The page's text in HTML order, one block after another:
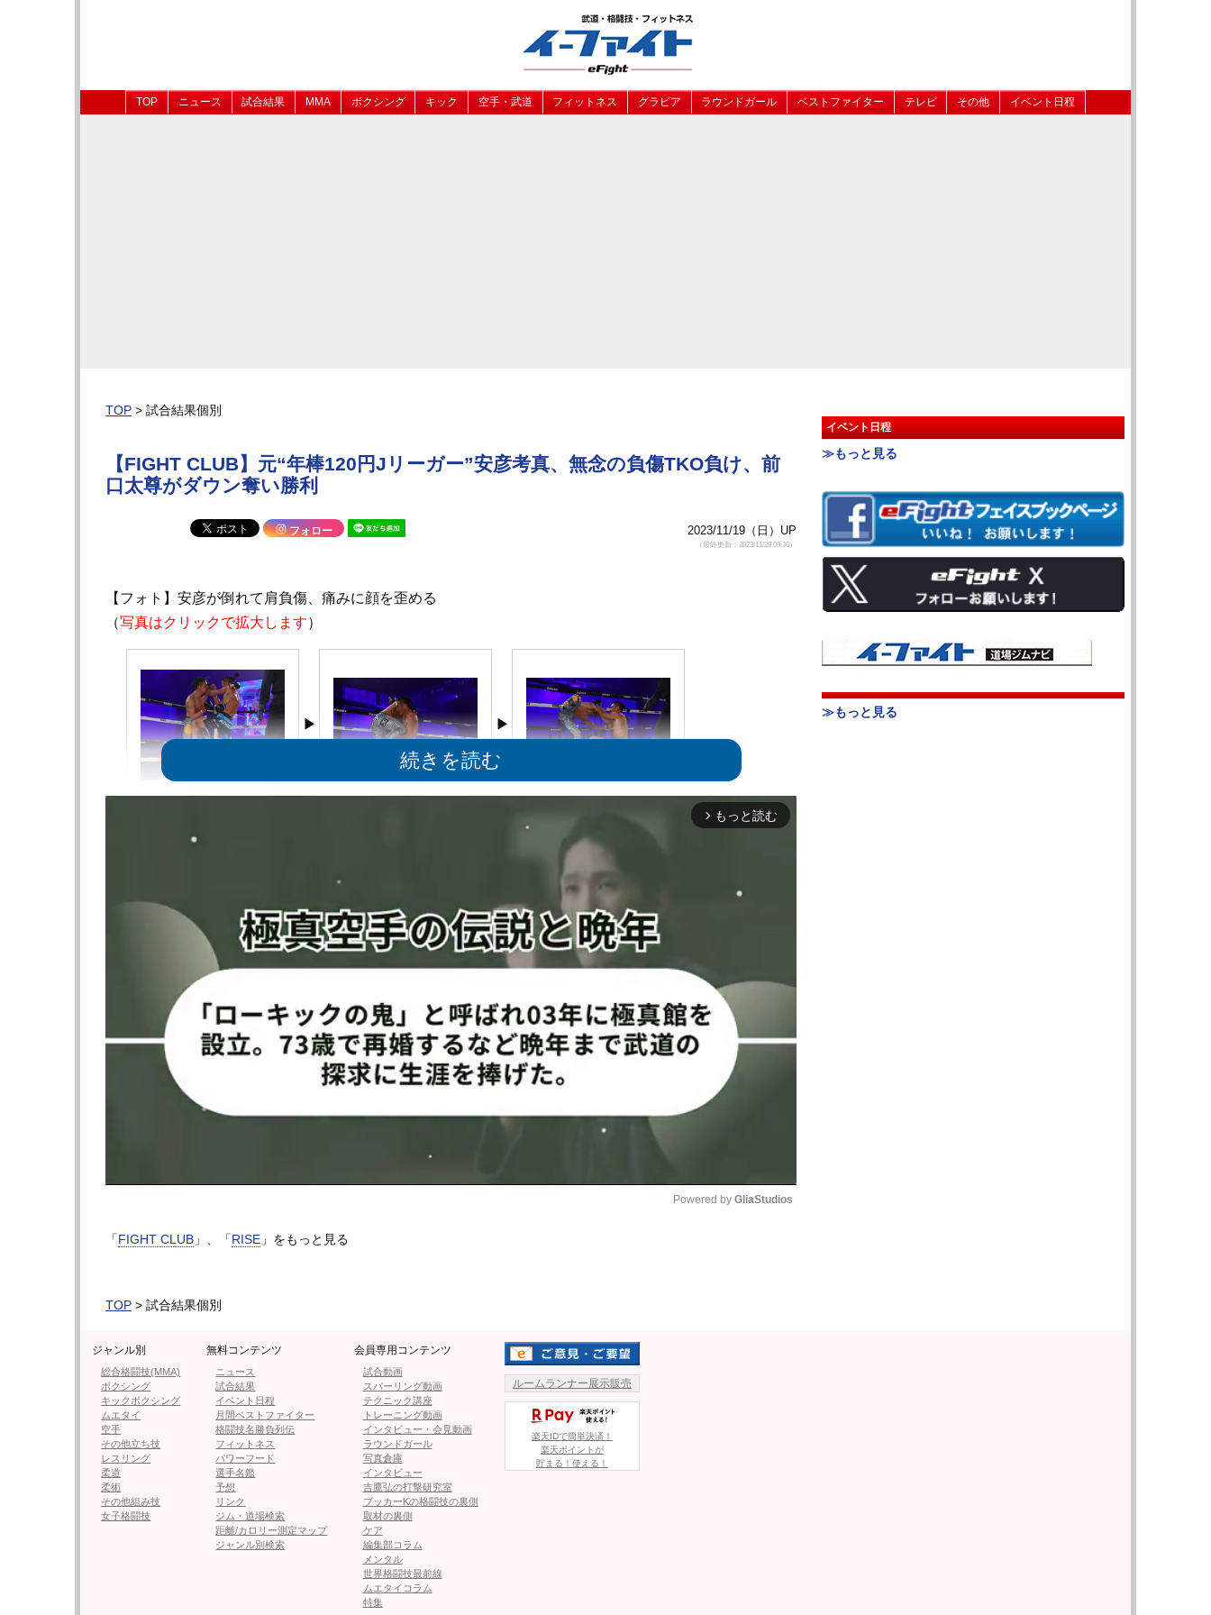
TOP ニュース 試合結果 MMA ボクシング キック 空手・武道 フィットネス グラビア ラウンドガール ベストファイター テレビ その他 イベント日程
TOP > 試合結果個別
【FIGHT CLUB】元“年棒120円Jリーガー”安彦考真、無念の負傷TKO負け、前
口太尊がダウン奪い勝利
フォロー 2023/11/19（日）UP
（最終更新：2023/11/29 09:36）
【フォト】安彦が倒れて肩負傷、痛みに顔を歪める
（写真はクリックで拡大します）
倒れた安彦、痛みに顔を歪める
©︎RISE CREATION
安彦（左）は肩負傷で試合続行不
可能となり、前口（右）が勝利
©︎RISE CREATION
TKO負けの安彦は悔し涙©︎RISE
CREATION
◀︎この試合レポートへ戻る
≪ 前のページへ 次のページへ ≫
・【FIGHT CLUB 結果・速報】11.19 YA-MANvs朝倉未来 ほか 全7試合＝ファイトクラブ 試合
・【テレビ・配信】11.19『FIGHT CLUB』YA-MANvs朝倉未来ほか生中継・放送・配信情報
・【FIGHT CLUB】YA-MAN“1分KOで1000万円賞金マッチ要求”も、朝倉未来「余裕で稼げるん
で」却下＝前日計量
・【FIGHT CLUB】白川陸斗、計量後のマイクもケルベロスに再度ダメ出し「練習してきたん
ちゃうんか！」
arrow_forward_ios もっと読む
Powered by GliaStudios
「FIGHT CLUB 」、「RISE 」をもっと見る
TOP > 試合結果個別
イベント日程
≫もっと見る
≫もっと見る
ジャンル別
総合格闘技(MMA)
ボクシング
キックボクシング
ムエタイ
空手
その他立ち技
レスリング
柔道
柔術
その他組み技
女子格闘技
無料コンテンツ
ニュース
試合結果
イベント日程
月間ベストファイター
格闘技名勝負列伝
フィットネス
パワーフード
選手名鑑
予想
リンク
ジム・道場検索
距離/カロリー測定マップ
ジャンル別検索
会員専用コンテンツ
試合動画
スパーリング動画
テクニック講座
トレーニング動画
インタビュー・会見動画
ラウンドガール
写真倉庫
インタビュー
吉鷹弘の打撃研究室
ブッカーKの格闘技の裏側
取材の裏側
ケア
編集部コラム
メンタル
世界格闘技最前線
ムエタイコラム
特集
ルームランナー展示販売
楽天IDで簡単決済！
楽天ポイントが
貯まる！使える！